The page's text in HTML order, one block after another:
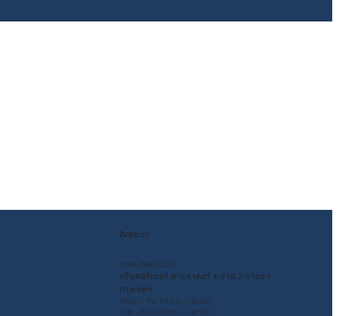
ติดต่อเรา
086-3665400
กรีนคอร์เนอร์ ลาบราดอร์ ม.ราม 2 บางนา
กรุงเทพฯ
Mon - Fri 10:30 - 18:00
Sat - Sun 10:30 - 18:00